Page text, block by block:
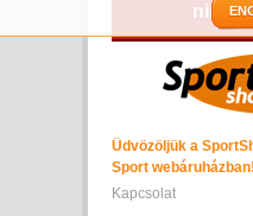
nincs
Üdvözöljük a
Sport webáruházban!
Kapcsolat